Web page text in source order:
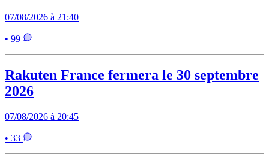
07/08/2026 à 21:40
• 99
Rakuten France fermera le 30 septembre
2026
07/08/2026 à 20:45
• 33